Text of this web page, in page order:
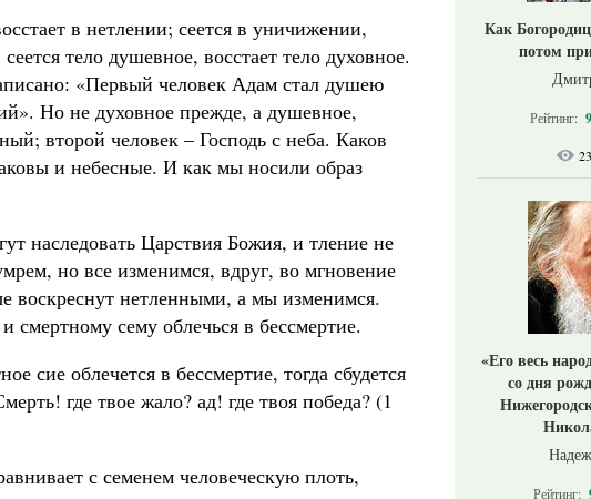
в нетлении; сеется в уничижении,
тело душевное, восстает тело духовное.
«Первый человек Адам стал душею
Но не духовное прежде, а душевное,
второй человек – Господь с неба. Каков
и небесные. И как мы носили образ
наследовать Царствия Божия, и тление не
но все изменимся, вдруг, во мгновение
воскреснут нетленными, а мы изменимся.
смертному сему облечься в бессмертие.
сие облечется в бессмертие, тогда сбудется
где твое жало? ад! где твоя победа? (1
с семенем человеческую плоть,
Как
потом
Рейтинг:
«Его весь
со дня
Рейтинг: